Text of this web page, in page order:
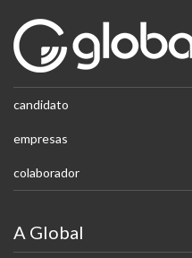
candidato
empresas
colaborador
A Global